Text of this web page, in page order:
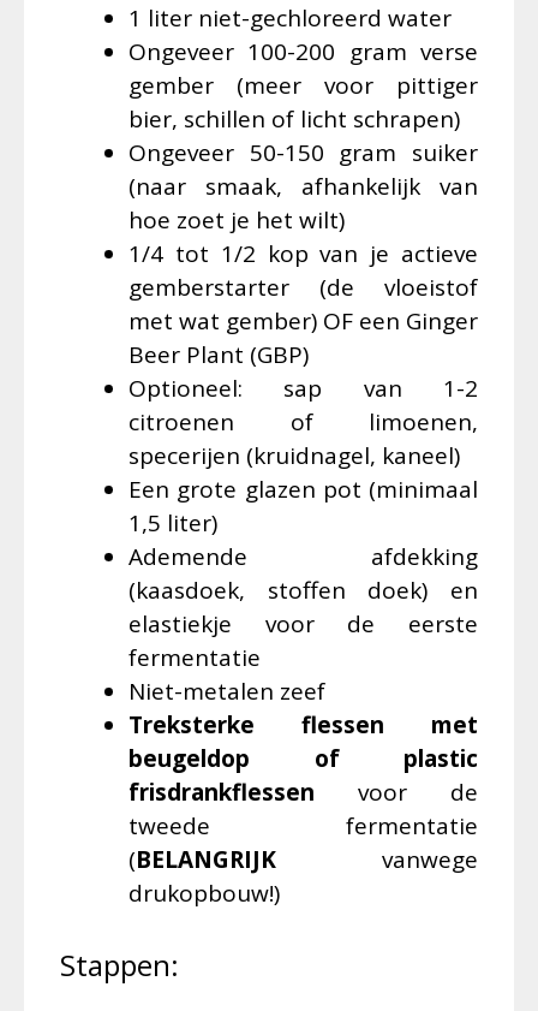
1 liter niet-gechloreerd water
Ongeveer 100-200 gram verse
gember (meer voor pittiger
bier, schillen of licht schrapen)
Ongeveer 50-150 gram suiker
(naar smaak, afhankelijk van
hoe zoet je het wilt)
1/4 tot 1/2 kop van je actieve
gemberstarter (de vloeistof
met wat gember) OF een Ginger
Beer Plant (GBP)
Optioneel: sap van 1-2
citroenen of limoenen,
specerijen (kruidnagel, kaneel)
Een grote glazen pot (minimaal
1,5 liter)
Ademende afdekking
(kaasdoek, stoffen doek) en
elastiekje voor de eerste
fermentatie
Niet-metalen zeef
Treksterke flessen met
beugeldop of plastic
frisdrankflessen voor de
tweede fermentatie
(BELANGRIJK vanwege
drukopbouw!)
Stappen: